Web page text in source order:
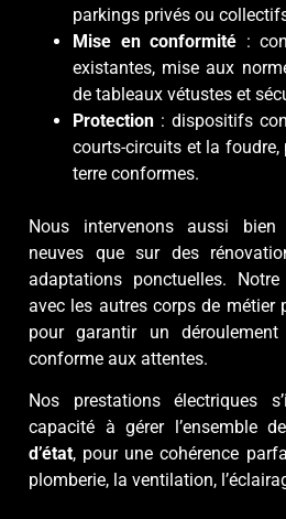
parkings privés ou
Mise en conformité :
existantes, mise aux
de tableaux vétustes et
Protection : dispositifs
courts-circuits et la
terre conformes.
Nous intervenons aussi
neuves que sur des
adaptations ponctuelles.
avec les autres corps de métier
pour garantir un
conforme aux attentes.
Nos prestations électriques
capacité à gérer l’ensemble
d’état, pour une cohérence
plomberie, la ventilation,